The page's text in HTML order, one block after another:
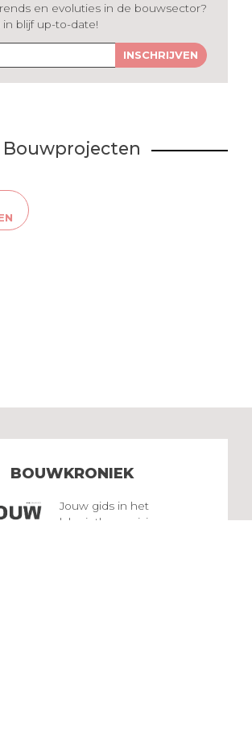
en evoluties in de bouwsector?
in blijf up-to-date!
INSCHRIJVEN
Bouwprojecten
BOUWKRONIEK
Jouw gids in het
labyrinth van visies,